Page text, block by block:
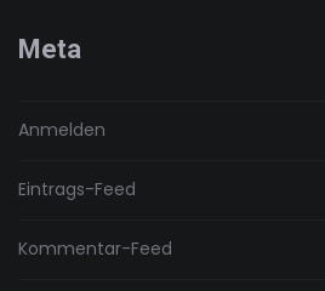
Meta
Anmelden
Eintrags-Feed
Kommentar-Feed